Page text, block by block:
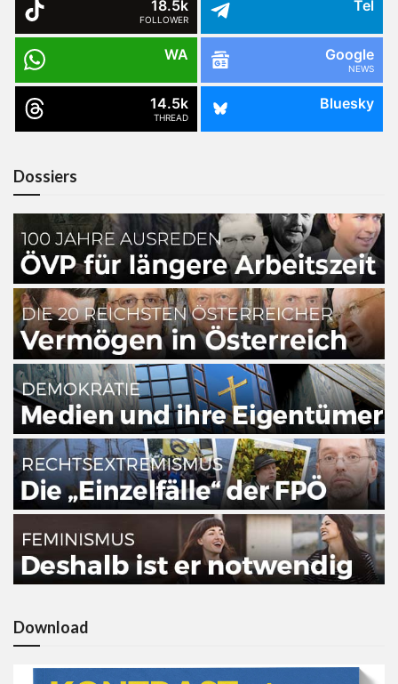
18.5k
FOLLOWER
Tel
WA Google
NEWS
14.5k
THREAD
Bluesky
Dossiers
Download